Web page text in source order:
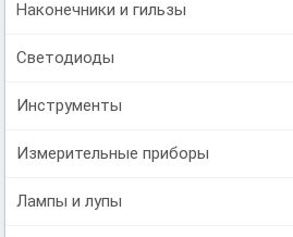
Наконечники и гильзы
Светодиоды
Инструменты
Измерительные приборы
Лампы и лупы